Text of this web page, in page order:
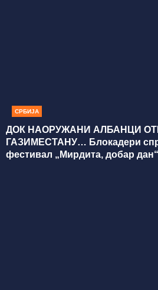
СРБИЈА
ДОК НАОРУЖАНИ АЛБАНЦИ
ГАЗИМЕСТАНУ… Блокадери
фестивал „Мирдита, добар дан“